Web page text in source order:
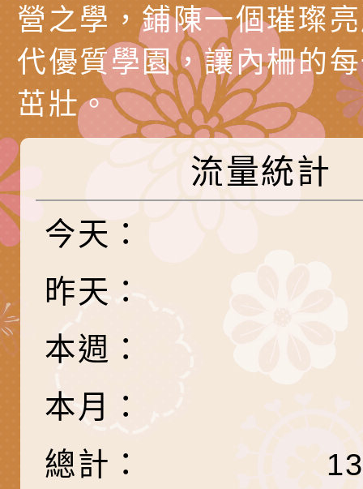
育兒中找回內在安定
心怡心理師主講】線
座
下簡稱輔諮中心)辦
上半年高國中小學學
生諮詢服務
檢送「桃園市特殊教
緒及行為問題支持資
114學年度第2學期
務實施計畫」
檢送桃園市政府LCD
（圖）片
檢送桃園市政府LED
字稿及LCD託播影（
轉知有關我國身心障
公約（CRPD）第三
告條約專要文件及附
函轉本府新聞處115
安全宣導標語播放表
檢送桃園市政府消防
載網址：
https://reurl.cc/
行為問題支持資源中
「桃園市114學年度
估人員魏氏五版寒假
梯次含複訓暨魏氏五
用分析培訓研習」之
函轉農業部酪農產業
乳相關宣導推廣圖卡
檢送桃園市政府LED
字稿及LCD託播影（
為提升兒少性剝削防
益，本府家庭暴力暨
治中心依常見案例製
函轉桃園市政府「
性(防空)演習執行計
檢送桃園市政府家庭
營之學，鋪陳一個璀璨
代優質學園，讓內柵的
茁壯。
流量統計
今天：
昨天：
本週：
本月：
總計：